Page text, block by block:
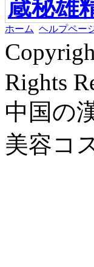
蔵秘雄
ホーム ヘルプペー
Rights
中国の
美容コ